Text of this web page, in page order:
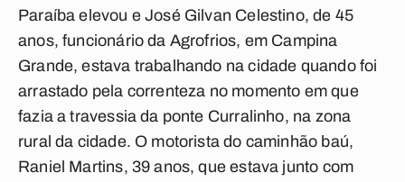
Paraíba elevou e José Gilvan Celestino, de 45
anos, funcionário da Agrofrios, em Campina
Grande, estava trabalhando na cidade quando foi
arrastado pela correnteza no momento em que
fazia a travessia da ponte Curralinho, na zona
rural da cidade. O motorista do caminhão baú,
Raniel Martins, 39 anos, que estava junto com